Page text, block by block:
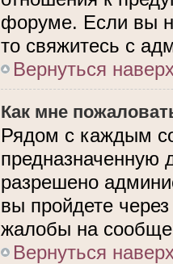
форуме. Если вы
то свяжитесь с
Вернуться
Как мне
Рядом с каждым
предназначенную
разрешено
вы пройдете
жалобы на
Вернуться